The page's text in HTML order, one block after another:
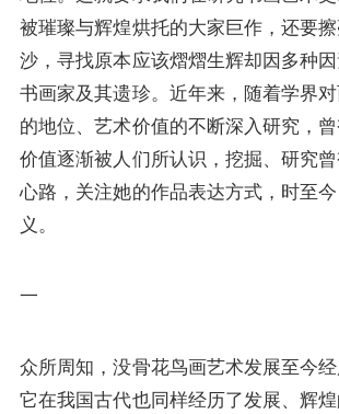
被璀璨与辉煌烘托的大家巨作，还要
沙，寻找原本应该熠熠生辉却因多种
书画家及其遗珍。近年来，随着学界
的地位、艺术价值的不断深入研究，
价值逐渐被人们所认识，挖掘、研究
心路，关注她的作品表达方式，时至
义。
一
众所周知，没骨花鸟画艺术发展至今经
它在我国古代也同样经历了发展、辉